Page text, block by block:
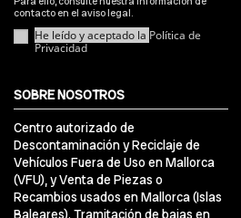
contacto en el aviso legal.
He leído y aceptado la Política de
Privacidad
SOBRE NOSOTROS
Centro autorizado de
Descontaminación y Reciclaje de
Vehículos Fuera de Uso en Mallorca
(VFU), y Venta de Piezas o
Recambios usados en Mallorca (Islas
Baleares). Tramitación de bajas en